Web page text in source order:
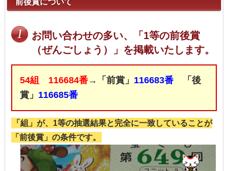
お問い合わせの多い、「1等の前後賞
（ぜんごしょう）」を掲載いたします。
54組 116684番→「前賞」 116683番「後
賞」 116685番
「組」が、1等の抽選結果と完全に一致していることが
「前後賞」の条件です。